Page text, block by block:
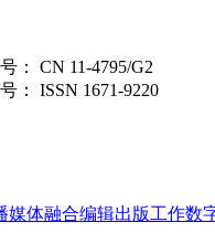
： CN 11-4795/G2
： ISSN 1671-9220
媒体融合编辑出版工作数